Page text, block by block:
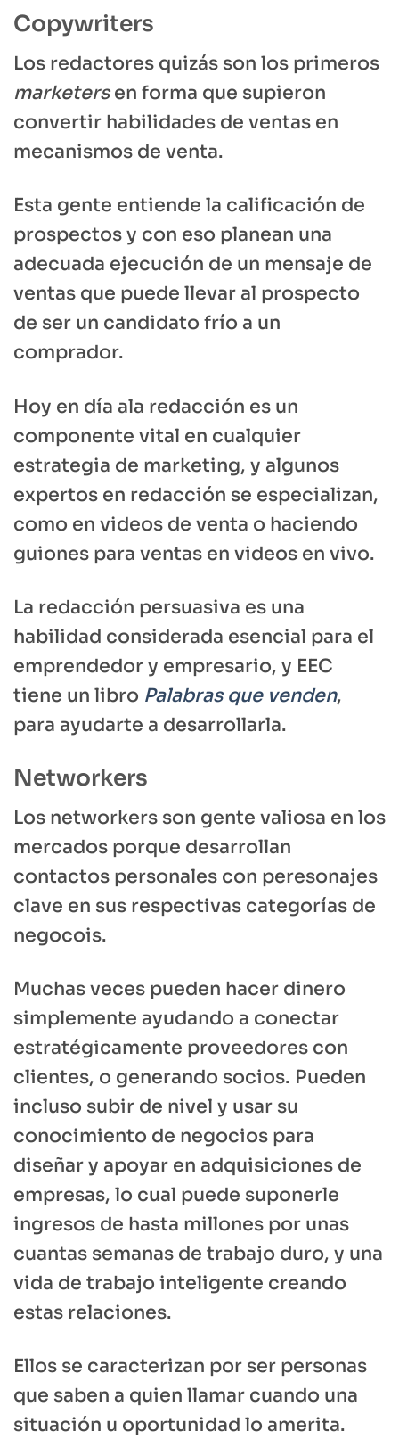
Copywriters
Los redactores quizás son los primeros
marketersen forma que supieron
convertir habilidades de ventas en
mecanismos de venta.
Esta gente entiende la calificación de
prospectos y con eso planean una
adecuada ejecución de un mensaje de
ventas que puede llevar al prospecto
de ser un candidato frío a un
comprador.
Hoy en día ala redacción es un
componente vital en cualquier
estrategia de marketing, y algunos
expertos en redacción se especializan,
como en videos de venta o haciendo
guiones para ventas en videos en vivo.
La redacción persuasiva es una
habilidad considerada esencial para el
emprendedor y empresario, y EEC
tiene un libro Palabras que venden,
para ayudarte a desarrollarla.
Networkers
Los networkers son gente valiosa en los
mercados porque desarrollan
contactos personales con peresonajes
clave en sus respectivas categorías de
negocois.
Muchas veces pueden hacer dinero
simplemente ayudando a conectar
estratégicamente proveedores con
clientes, o generando socios. Pueden
incluso subir de nivel y usar su
conocimiento de negocios para
diseñar y apoyar en adquisiciones de
empresas, lo cual puede suponerle
ingresos de hasta millones por unas
cuantas semanas de trabajo duro, y una
vida de trabajo inteligente creando
estas relaciones.
Ellos se caracterizan por ser personas
que saben a quien llamar cuando una
situación u oportunidad lo amerita.